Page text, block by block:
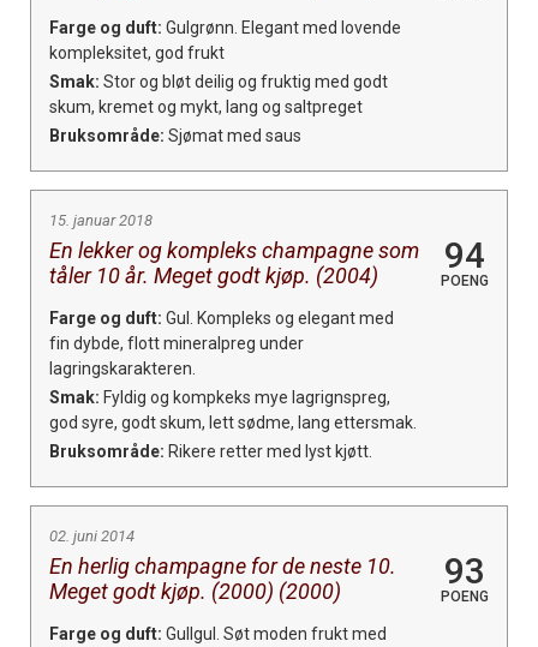
Farge og duft: Gulgrønn. Elegant med lovende
kompleksitet, god frukt
Smak: Stor og bløt deilig og fruktig med godt
skum, kremet og mykt, lang og saltpreget
Bruksområde: Sjømat med saus
15. januar 2018
En lekker og kompleks champagne som
tåler 10 år. Meget godt kjøp. (2004)
94
POENG
Farge og duft: Gul. Kompleks og elegant med
fin dybde, flott mineralpreg under
lagringskarakteren.
Smak: Fyldig og kompkeks mye lagrignspreg,
god syre, godt skum, lett sødme, lang ettersmak.
Bruksområde: Rikere retter med lyst kjøtt.
02. juni 2014
En herlig champagne for de neste 10.
Meget godt kjøp. (2000) (2000)
93
POENG
Farge og duft: Gullgul. Søt moden frukt med